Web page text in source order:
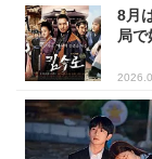
8月
局